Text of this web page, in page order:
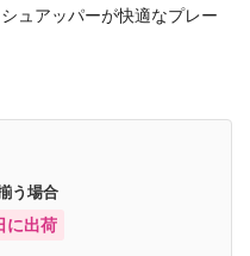
ュアッパーが快適なプレー
う場合
に出荷